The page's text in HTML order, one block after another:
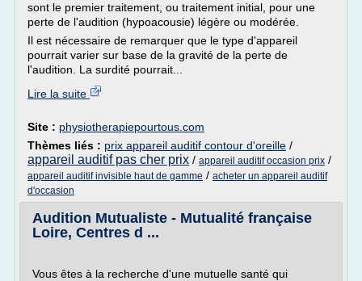
sont le premier traitement, ou traitement initial, pour une
perte de l'audition (hypoacousie) légère ou modérée.
Il est nécessaire de remarquer que le type d'appareil
pourrait varier sur base de la gravité de la perte de
l'audition. La surdité pourrait...
Lire la suite
Site : physiotherapiepourtous.com
Thèmes liés : prix appareil auditif contour d'oreille /
appareil auditif pas cher prix / appareil auditif occasion prix /
appareil auditif invisible haut de gamme / acheter un appareil auditif
d'occasion
Audition Mutualiste - Mutualité française
Loire, Centres d ...
Vous êtes à la recherche d'une mutuelle santé qui